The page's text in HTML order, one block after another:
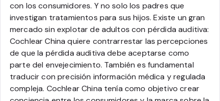
con los consumidores. Y no solo los padres que
investigan tratamientos para sus hijos. Existe un gran
mercado sin explotar de adultos con pérdida auditiva:
Cochlear China quiere contrarrestar las percepciones
de que la pérdida auditiva debe aceptarse como
parte del envejecimiento. También es fundamental
traducir con precisión información médica y regulada
compleja. Cochlear China tenía como objetivo crear